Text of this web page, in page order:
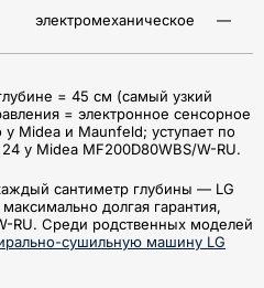
электромеханическое —
= 45 см (самый узкий
= электронное сенсорное
у Midea и Maunfeld; уступает по
у Midea MF200D80WBS/W-RU.
сантиметр глубины — LG
долгая гарантия,
RU. Среди родственных моделей
сушильную машину LG